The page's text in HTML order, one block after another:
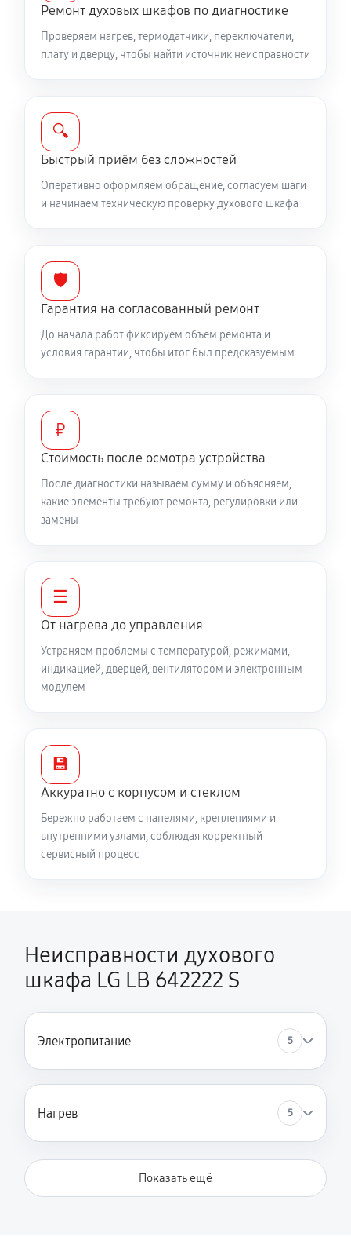
Ремонт духовых шкафов по диагностике
Проверяем нагрев, термодатчики, переключатели,
плату и дверцу, чтобы найти источник неисправности
🔍
Быстрый приём без сложностей
Оперативно оформляем обращение, согласуем шаги
и начинаем техническую проверку духового шкафа
🛡️
Гарантия на согласованный ремонт
До начала работ фиксируем объём ремонта и
условия гарантии, чтобы итог был предсказуемым
₽
Стоимость после осмотра устройства
После диагностики называем сумму и объясняем,
какие элементы требуют ремонта, регулировки или
замены
☰
От нагрева до управления
Устраняем проблемы с температурой, режимами,
индикацией, дверцей, вентилятором и электронным
модулем
💾
Аккуратно с корпусом и стеклом
Бережно работаем с панелями, креплениями и
внутренними узлами, соблюдая корректный
сервисный процесс
Неисправности духового
шкафа LG LB 642222 S
Электропитание 5
Нагрев 5
Показать ещё